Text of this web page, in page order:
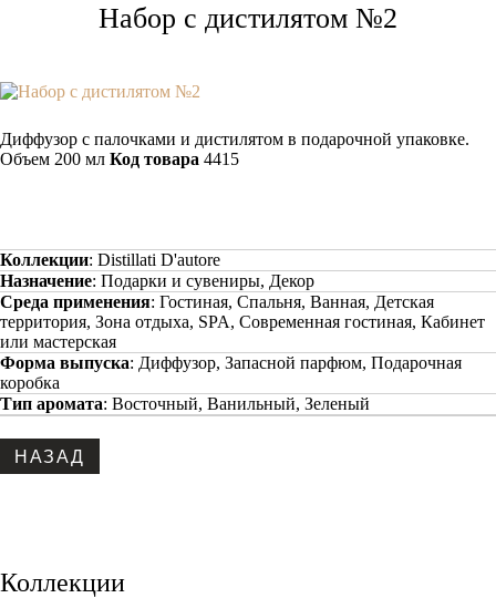
Набор с дистилятом №2
Диффузор с палочками и дистилятом в подарочной упаковке.
Объем 200 мл Код товара 4415
Коллекции: Distillati D'autore
Назначение: Подарки и сувениры, Декор
Среда применения: Гостиная, Спальня, Ванная, Детская
территория, Зона отдыха, SPA, Современная гостиная, Кабинет
или мастерская
Форма выпуска: Диффузор, Запасной парфюм, Подарочная
коробка
Тип аромата: Восточный, Ванильный, Зеленый
Коллекции